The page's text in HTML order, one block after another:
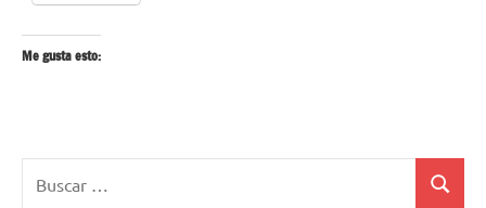
Me gusta esto:
Buscar